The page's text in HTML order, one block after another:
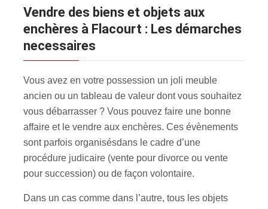
Vendre des biens et objets aux
enchères à Flacourt : Les démarches
necessaires
Vous avez en votre possession un joli meuble
ancien ou un tableau de valeur dont vous souhaitez
vous débarrasser ? Vous pouvez faire une bonne
affaire et le vendre aux enchères. Ces évènements
sont parfois organisésdans le cadre d’une
procédure judicaire (vente pour divorce ou vente
pour succession) ou de façon volontaire.
Dans un cas comme dans l’autre, tous les objets